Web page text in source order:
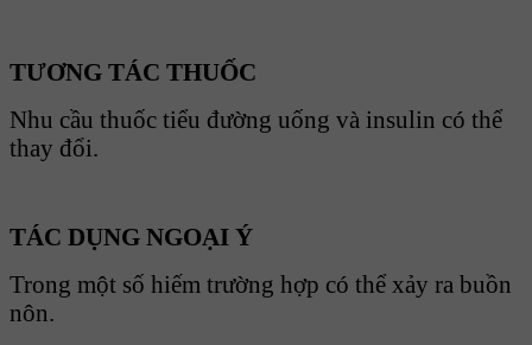
TƯƠNG TÁC THUỐC
Nhu cầu thuốc tiểu đường uống và insulin có thể
thay đổi.
TÁC DỤNG NGOẠI Ý
Trong một số hiếm trường hợp có thể xảy ra buồn
nôn.